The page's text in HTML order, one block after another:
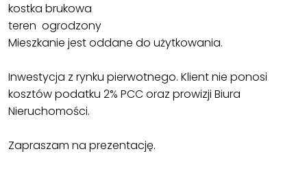
kostka brukowa
teren ogrodzony
Mieszkanie jest oddane do użytkowania.
Inwestycja z rynku pierwotnego. Klient nie ponosi
kosztów podatku 2% PCC oraz prowizji Biura
Nieruchomości.
Zapraszam na prezentację.